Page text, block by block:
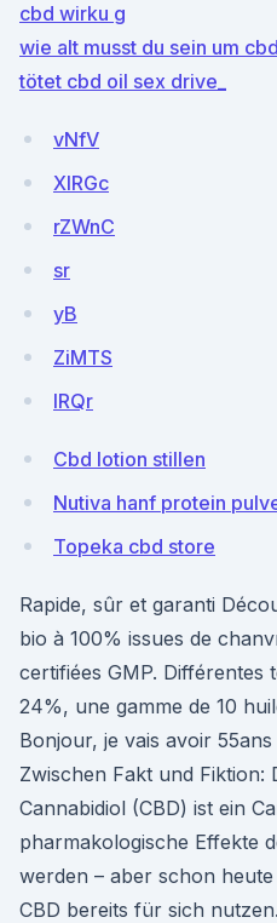
cbd wirku g
wie alt musst du sein um
tötet cbd oil sex drive_
vNfV
XIRGc
rZWnC
sr
yB
ZiMTS
lRQr
Cbd lotion stillen
Nutiva hanf protein
Topeka cbd store
Rapide, sûr et garanti
bio à 100% issues de
certifiées GMP. Différentes
24%, une gamme de 10
Bonjour, je vais avoir
Zwischen Fakt und Fiktion:
Cannabidiol (CBD) ist ein
pharmakologische Effekte
werden – aber schon
CBD bereits für sich